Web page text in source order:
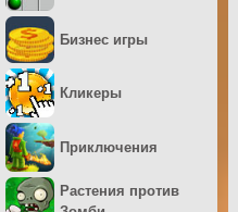
Бизнес игры
Кликеры
Приключения
Растения против